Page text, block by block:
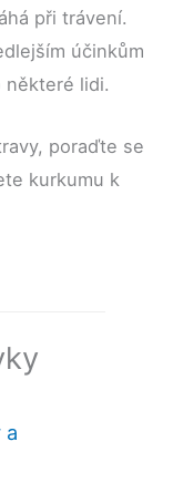
při trávení.
účinkům
lidi.
poraďte se
kurkumu k
a